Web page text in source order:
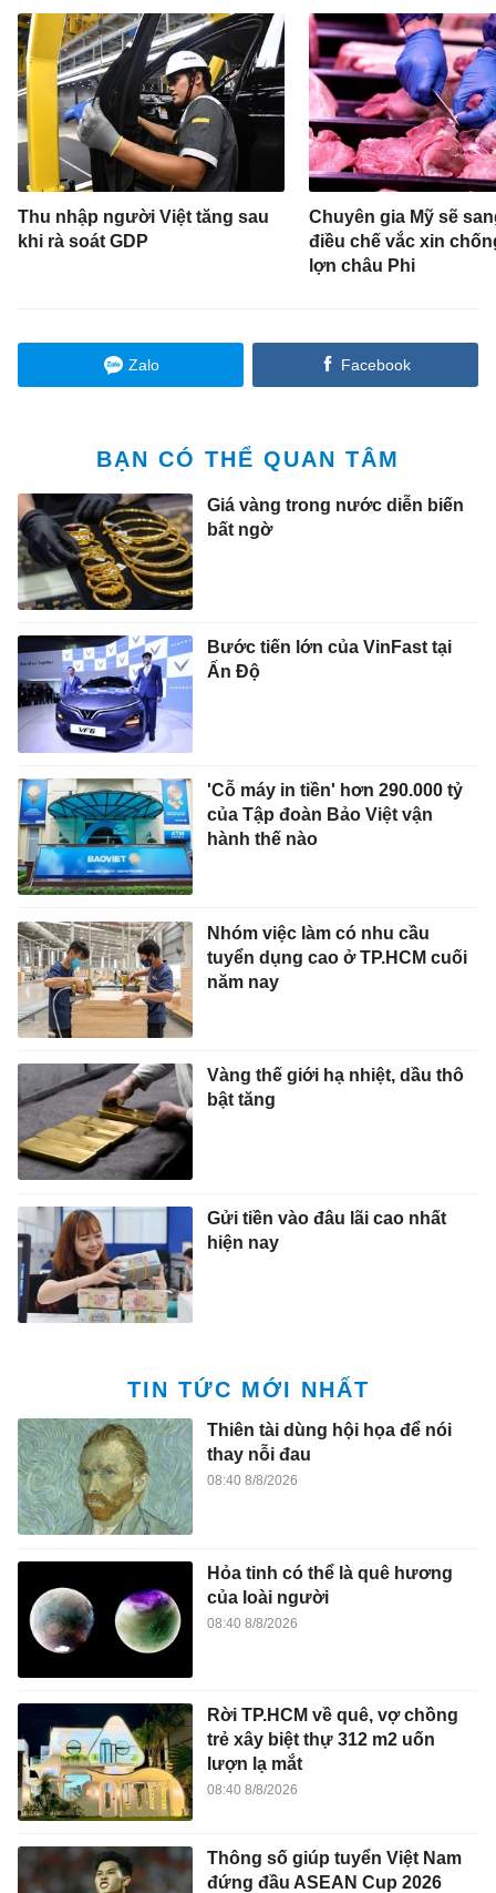
Thu nhập người Việt tăng sau
khi rà soát GDP
Chuyên gia Mỹ sẽ
điều chế vắc xin
lợn châu Phi
Zalo Facebook
BẠN CÓ THỂ QUAN TÂM
Giá vàng trong nước diễn biến
bất ngờ
Bước tiến lớn của VinFast tại
Ấn Độ
'Cỗ máy in tiền' hơn 290.000 tỷ
của Tập đoàn Bảo Việt vận
hành thế nào
Nhóm việc làm có nhu cầu
tuyển dụng cao ở TP.HCM cuối
năm nay
Vàng thế giới hạ nhiệt, dầu thô
bật tăng
Gửi tiền vào đâu lãi cao nhất
hiện nay
TIN TỨC MỚI NHẤT
Thiên tài dùng hội họa để nói
thay nỗi đau
08:40 8/8/2026
Hỏa tinh có thể là quê hương
của loài người
08:40 8/8/2026
Rời TP.HCM về quê, vợ chồng
trẻ xây biệt thự 312 m2 uốn
lượn lạ mắt
08:40 8/8/2026
Thông số giúp tuyển Việt Nam
đứng đầu ASEAN Cup 2026